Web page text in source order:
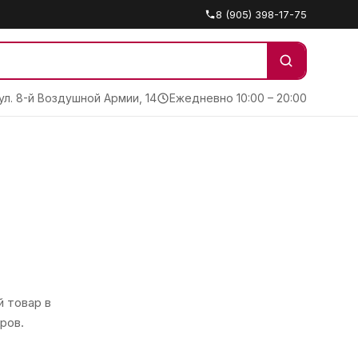
8 (905) 398-17-75
8-й Воздушной Армии, 14 Ежедневно 10:00 – 20:00
товар в